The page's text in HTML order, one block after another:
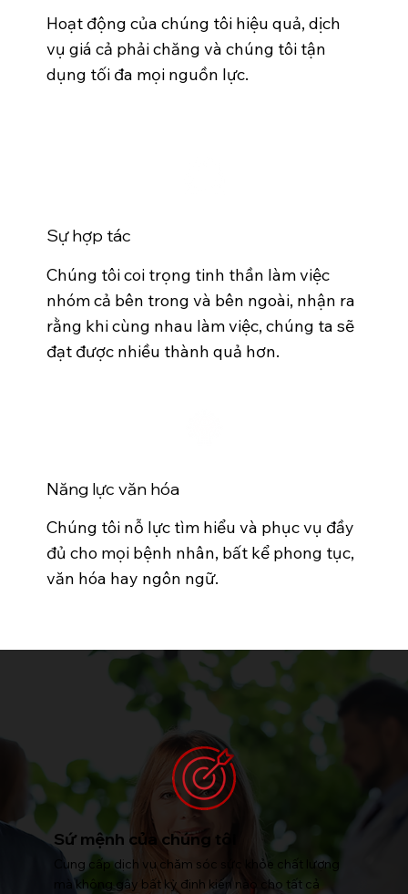
Hoạt động của chúng tôi hiệu quả, dịch
vụ giá cả phải chăng và chúng tôi tận
dụng tối đa mọi nguồn lực.
Sự hợp tác
Chúng tôi coi trọng tinh thần làm việc
nhóm cả bên trong và bên ngoài, nhận ra
rằng khi cùng nhau làm việc, chúng ta sẽ
đạt được nhiều thành quả hơn.
Năng lực văn hóa
Chúng tôi nỗ lực tìm hiểu và phục vụ đầy
đủ cho mọi bệnh nhân, bất kể phong tục,
văn hóa hay ngôn ngữ.
Sứ mệnh của chúng tôi
Cung cấp dịch vụ chăm sóc sức khỏe chất lượng
mà không gây bất kỳ định kiến nào cho tất cả